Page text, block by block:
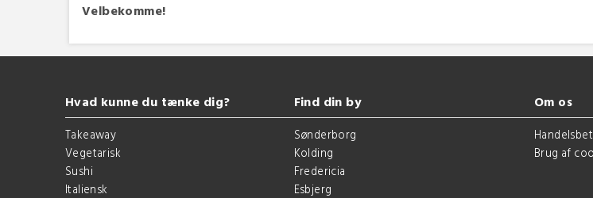
Velbekomme!
Hvad kunne du tænke dig?
Takeaway
Vegetarisk
Sushi
Italiensk
Find din by
Sønderborg
Kolding
Fredericia
Esbjerg
Om os
Brug af